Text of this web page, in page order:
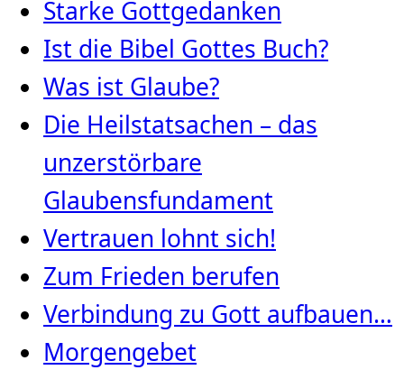
Starke Gottgedanken
Ist die Bibel Gottes Buch?
Was ist Glaube?
Die Heilstatsachen – das
unzerstörbare
Glaubensfundament
Vertrauen lohnt sich!
Zum Frieden berufen
Verbindung zu Gott aufbauen…
Morgengebet